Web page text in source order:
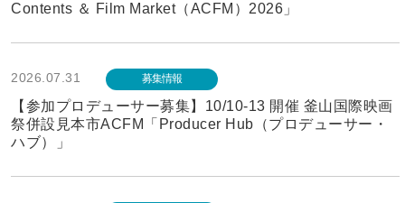
Contents ＆ Film Market（ACFM）2026」
2026.07.31 募集情報
【参加プロデューサー募集】10/10-13 開催 釜山国際映画
祭併設見本市ACFM「Producer Hub（プロデューサー・
ハブ）」